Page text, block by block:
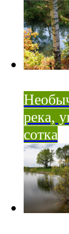
река,
сотка